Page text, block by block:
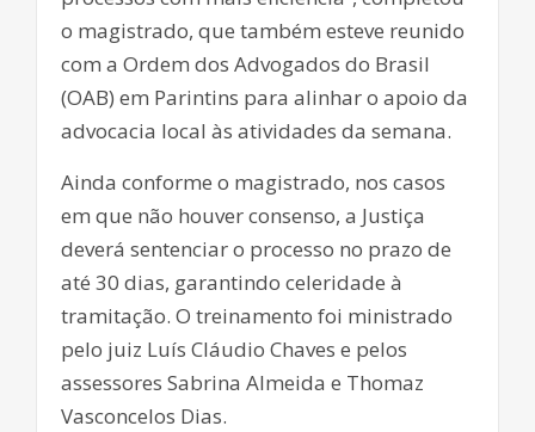
o magistrado, que também esteve reunido
com a Ordem dos Advogados do Brasil
(OAB) em Parintins para alinhar o apoio da
advocacia local às atividades da semana.
Ainda conforme o magistrado, nos casos
em que não houver consenso, a Justiça
deverá sentenciar o processo no prazo de
até 30 dias, garantindo celeridade à
tramitação. O treinamento foi ministrado
pelo juiz Luís Cláudio Chaves e pelos
assessores Sabrina Almeida e Thomaz
Vasconcelos Dias.